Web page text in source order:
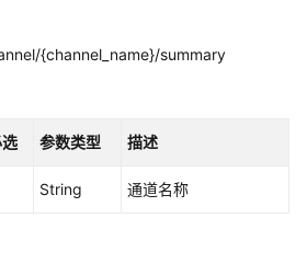
{channel_name}/summary
参数类型 描述
String 通道名称